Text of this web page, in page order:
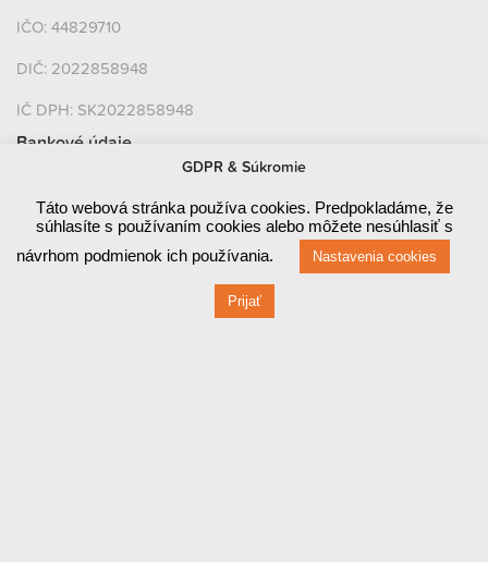
IČO: 44829710
DIČ: 2022858948
IČ DPH: SK2022858948
Bankové údaje
SK46 0900 0000 0004 24998273
GDPR & Súkromie
Táto webová stránka používa cookies. Predpokladáme, že
súhlasíte s používaním cookies alebo môžete nesúhlasiť s
návrhom podmienok ich používania.
Nastavenia cookies
Prijať